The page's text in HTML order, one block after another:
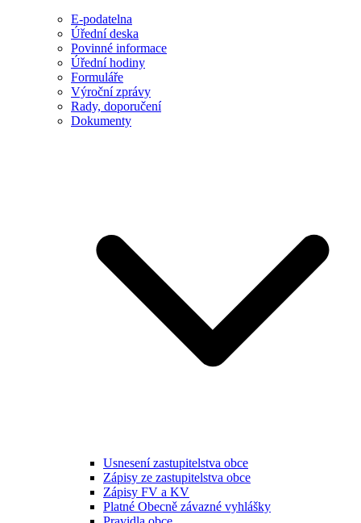
E-podatelna
Úřední deska
Povinné informace
Úřední hodiny
Formuláře
Výroční zprávy
Rady, doporučení
Dokumenty
Usnesení zastupitelstva obce
Zápisy ze zastupitelstva obce
Zápisy FV a KV
Platné Obecně závazné vyhlášky